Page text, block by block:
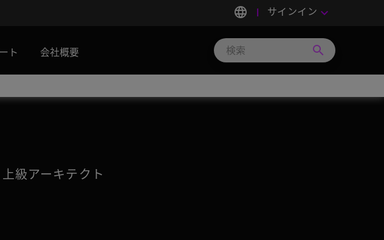
language サインイン keyboard_arrow_down
ト 会社概要 search
級アーキテクト